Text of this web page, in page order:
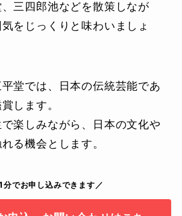
三四郎池などを散策しなが
をじっくりと味わいましょ
堂では、日本の伝統芸能であ
します。
楽しみながら、日本の文化や
る機会とします。
分でお申し込みできます／